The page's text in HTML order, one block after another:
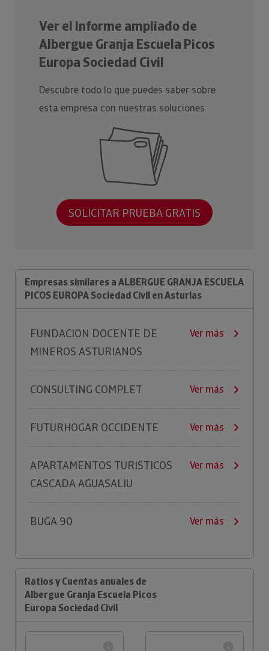
Ver el Informe ampliado de
Albergue Granja Escuela Picos
Europa Sociedad Civil
Descubre todo lo que puedes saber sobre
esta empresa con nuestras soluciones
SOLICITAR PRUEBA GRATIS
Empresas similares a ALBERGUE GRANJA ESCUELA
PICOS EUROPA Sociedad Civil en Asturias
FUNDACION DOCENTE DE
MINEROS ASTURIANOS
Ver más
CONSULTING COMPLET Ver más
FUTURHOGAR OCCIDENTE Ver más
APARTAMENTOS TURISTICOS
CASCADA AGUASALIU
Ver más
BUGA 90 Ver más
Ratios y Cuentas anuales de
Albergue Granja Escuela Picos
Europa Sociedad Civil